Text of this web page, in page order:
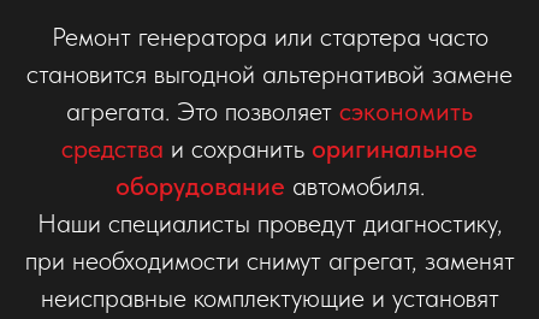
Ремонт генератора или стартера часто
становится выгодной альтернативой замене
агрегата. Это позволяет сэкономить
средства и сохранить оригинальное
оборудование автомобиля.
Наши специалисты проведут диагностику,
при необходимости снимут агрегат, заменят
неисправные комплектующие и установят